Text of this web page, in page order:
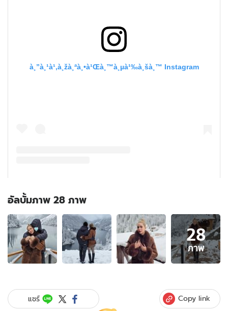
อัลบั้มภาพ 28 ภาพ
อัลบั้ม
ภาพ
28
ภาพ
ของ
ควง
แฟน
28
ภาพ
แชร์ Copy link